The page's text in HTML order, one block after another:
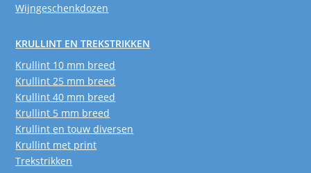
Wijngeschenkdozen
KRULLINT EN TREKSTRIKKEN
Krullint 10 mm breed
Krullint 25 mm breed
Krullint 40 mm breed
Krullint 5 mm breed
Krullint en touw diversen
Krullint met print
Trekstrikken